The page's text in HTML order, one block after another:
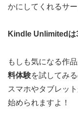
かにしてくれるサー
Kindle Unlimitedは
もしも気になる作
料体験を試してみ
スマホやタブレッ
始められますよ！